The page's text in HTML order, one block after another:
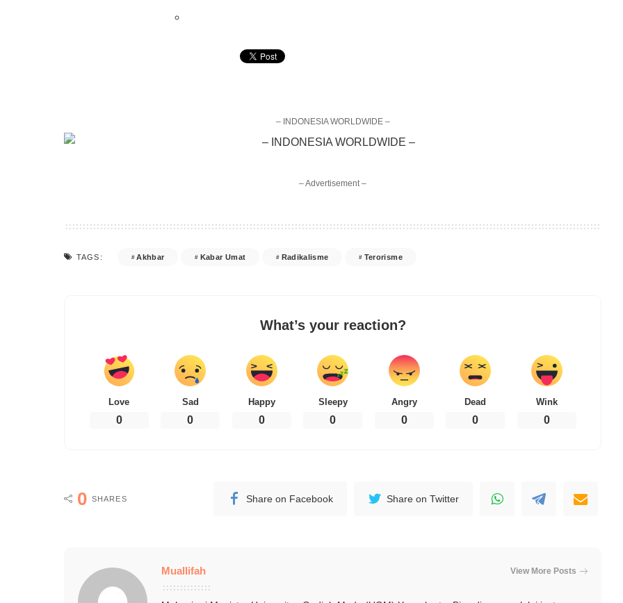
– INDONESIA WORLDWIDE –
– Advertisement –
TAGS: Akhbar Kabar Umat Radikalisme Terorisme
What’s your reaction?
Love
0
Sad
0
Happy
0
Sleepy
0
Angry
0
Dead
0
Wink
0
0 SHARES Share on Facebook Share on Twitter
Muallifah View More Posts